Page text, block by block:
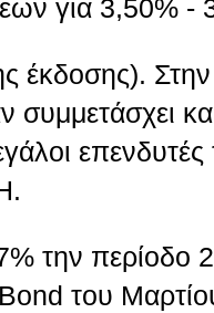
για 3,50% -
έκδοσης).
συμμετάσχει
επενδυτές
την περίοδο
του